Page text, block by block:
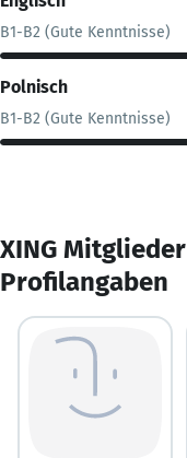
B1-B2 (Gute Kenntnisse)
Polnisch
B1-B2 (Gute Kenntnisse)
XING
Profilangaben